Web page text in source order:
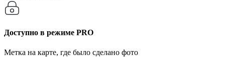
Доступно в режиме PRO
Метка на карте, где было сделано фото